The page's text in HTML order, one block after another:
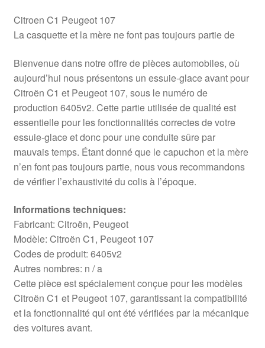
Citroen C1 Peugeot 107
La casquette et la mère ne font pas toujours partie de
Bienvenue dans notre offre de pièces automobiles, où
aujourd’hui nous présentons un essuie-glace avant pour
Citroën C1 et Peugeot 107, sous le numéro de
production 6405v2. Cette partie utilisée de qualité est
essentielle pour les fonctionnalités correctes de votre
essuie-glace et donc pour une conduite sûre par
mauvais temps. Étant donné que le capuchon et la mère
n’en font pas toujours partie, nous vous recommandons
de vérifier l’exhaustivité du colis à l’époque.
Informations techniques:
Fabricant: Citroën, Peugeot
Modèle: Citroën C1, Peugeot 107
Codes de produit: 6405v2
Autres nombres: n / a
Cette pièce est spécialement conçue pour les modèles
Citroën C1 et Peugeot 107, garantissant la compatibilité
et la fonctionnalité qui ont été vérifiées par la mécanique
des voitures avant.